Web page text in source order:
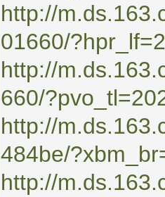
http://
01660/
http://
660/
http://
484be/
http://